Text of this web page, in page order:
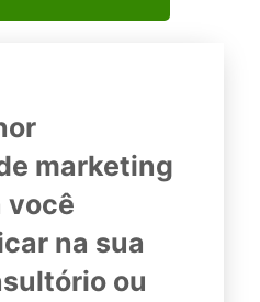
marketing
você
na sua
ou